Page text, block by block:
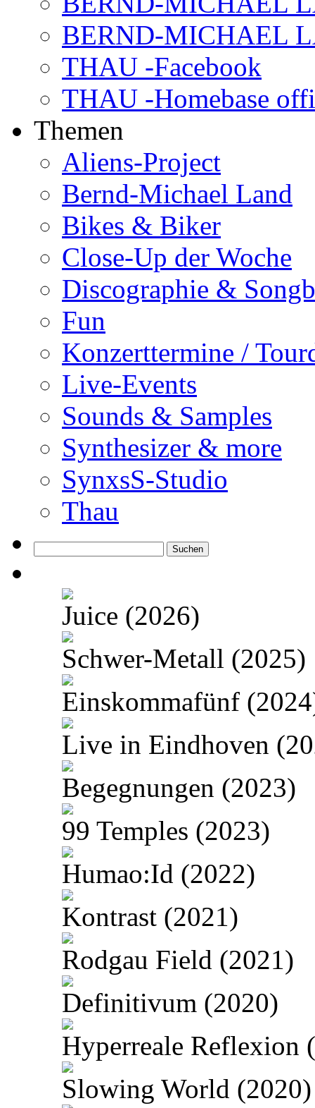
BERND-MICHAEL
THAU -Facebook
THAU -Homebase
Themen
Aliens-Project
Bernd-Michael Land
Bikes & Biker
Close-Up der Woche
Discographie &
Fun
Konzerttermine /
Live-Events
Sounds & Samples
Synthesizer & more
SynxsS-Studio
Thau
nach:
Juice (2026)
Schwer-Metall (2025)
Einskommafünf
Live in Eindhoven
Begegnungen (2023)
99 Temples (2023)
Humao:Id (2022)
Kontrast (2021)
Rodgau Field (2021)
Definitivum (2020)
Hyperreale Reflexion
Slowing World (2020)